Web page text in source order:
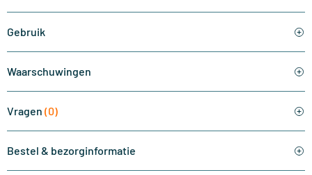
Gebruik
Waarschuwingen
Vragen (0)
Bestel & bezorginformatie